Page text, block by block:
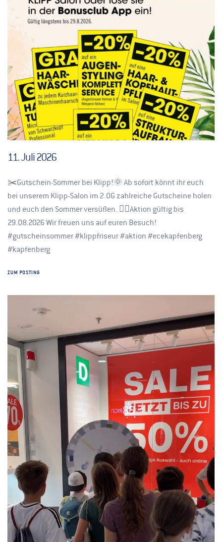
11. Juli 2026
✂️Gutschein-Sommer bei Klipp!🌞 Ab sofort könnt ihr euch
bei unserem Klipp-Salon im 2.OG zahlreiche Gutscheine holen
und euch den Sommer versüßen. 👉🏽Aktion gültig bis
29.08.2026 Wir freuen uns auf euren Besuch!
#gutscheinsommer #klippfriseur #aktion #ecekapfenberg
#kapfenberg
ZUM POSTING